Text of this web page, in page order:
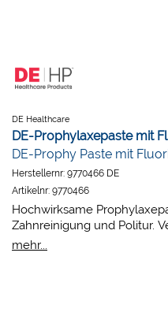
DE Healthcare
DE-Prophylaxepaste mit
DE-Prophy Paste mit
Herstellernr: 9770466 DE
Artikelnr: 9770466
Hochwirksame
Zahnreinigung und Politur.
Gluten und Lactose.
Höhere Abrasivität mit
mehr...